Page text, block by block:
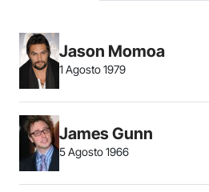
Jason Momoa
1 Agosto 1979
James Gunn
5 Agosto 1966